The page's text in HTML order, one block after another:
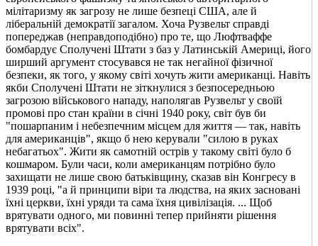
мілітаризму як загрозу не лише безпеці США, але й
ліберальній демократії загалом. Хоча Рузвельт справді
попереджав (неправдоподібно) про те, що Люфтваффе
бомбардує Сполучені Штати з баз у Латинській Америці, його
ширший аргумент стосувався не так негайної фізичної
безпеки, як того, у якому світі хочуть жити американці. Навіть
якби Сполучені Штати не зіткнулися з безпосередньою
загрозою військового нападу, наполягав Рузвельт у своїй
промові про стан країни в січні 1940 року, світ був би
"пошарпаним і небезпечним місцем для життя — так, навіть
для американців", якщо б нею керували "силою в руках
небагатьох". Жити як самотній острів у такому світі було б
кошмаром. Були часи, коли американцям потрібно було
захищати не лише свою батьківщину, сказав він Конгресу в
1939 році, "а й принципи віри та людства, на яких засновані
їхні церкви, їхні уряди та сама їхня цивілізація. ... Щоб
врятувати одного, ми повинні тепер прийняти рішення
врятувати всіх".